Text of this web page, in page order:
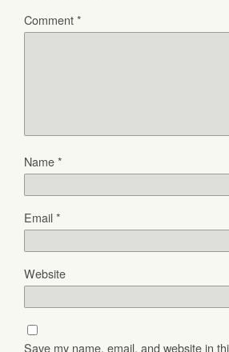
Comment*
Name*
Email*
Website
Save my name, email, and website in